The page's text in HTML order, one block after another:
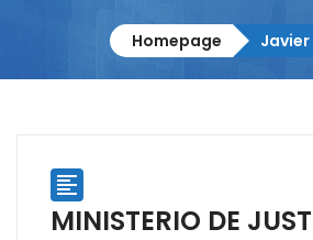
Columnistas
Contacto
Homepage

MINISTERIO DE